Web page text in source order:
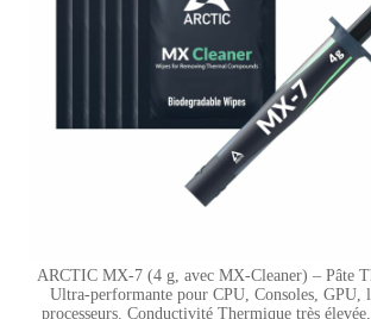
ARCTIC MX-7 (4 g, avec MX-Cleaner) – Pâte
Ultra-performante pour CPU, Consoles, GPU,
processeurs. Conductivité Thermique très